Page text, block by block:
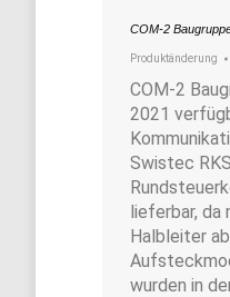
COM-2
Produktänderung
COM-2
2021
Swistec
lieferbar, da
Halbleiter
wurden in